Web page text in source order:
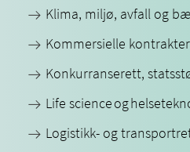
Klima, miljø, avfall og
Kommersielle kontrakter
Konkurranserett,
Life science og
Logistikk- og